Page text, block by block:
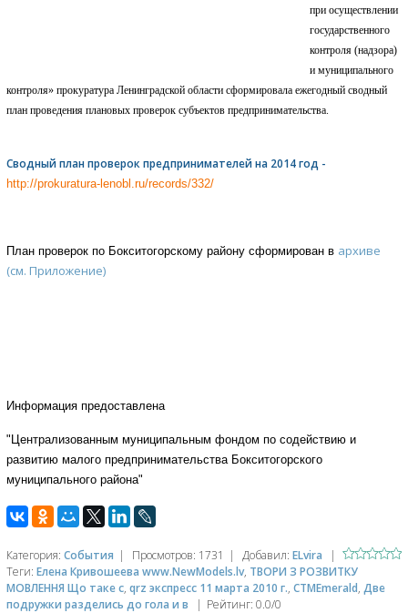
при осуществлении
государственного
контроля (надзора)
и муниципального
контроля» прокуратура Ленинградской области сформировала ежегодный сводный
план проведения плановых проверок субъектов предпринимательства.
Сводный план проверок предпринимателей на 2014 год -
http://prokuratura-lenobl.ru/records/332/
План проверок по Бокситогорскому району сформирован в архиве
(см. Приложение)
Информация предоставлена
"Централизованным муниципальным фондом по содействию и
развитию малого предпринимательства Бокситогорского
муниципального района"
Категория: События | Просмотров: 1731 | Добавил: ELvira
|
Теги: Елена Кривошеева www.NewModels.lv, ТВОРИ З РОЗВИТКУ
МОВЛЕННЯ Що таке с, qrz экспресс 11 марта 2010 г., CTMEmerald, Две
подружки разделись до гола и в
| Рейтинг: 0.0/0